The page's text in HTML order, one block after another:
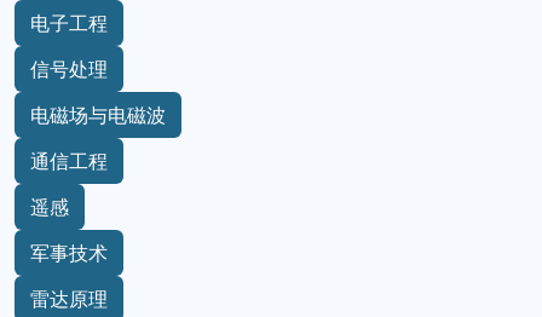
电子工程
信号处理
电磁场与电磁波
通信工程
遥感
军事技术
雷达原理